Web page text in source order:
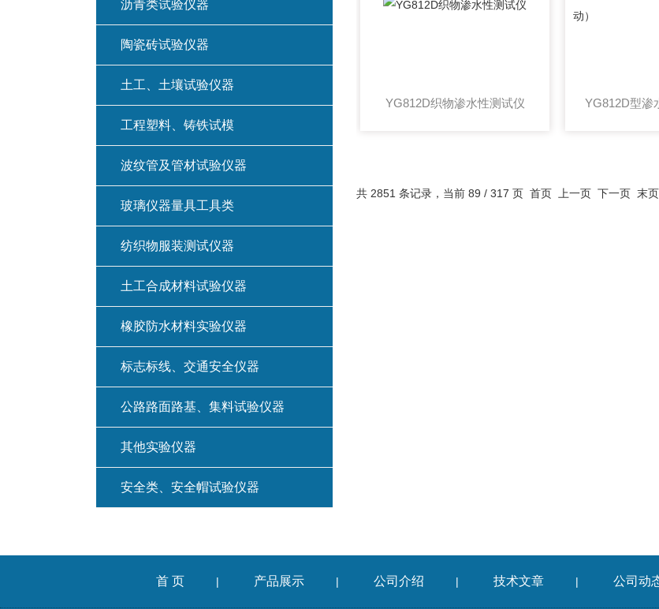
YG812D织物渗水性测试仪
共 2851 条记录，当前 89 / 317 页 首页 上一页 下一页 末页
沥青类试验仪器
陶瓷砖试验仪器
土工、土壤试验仪器
工程塑料、铸铁试模
波纹管及管材试验仪器
玻璃仪器量具工具类
纺织物服装测试仪器
土工合成材料试验仪器
橡胶防水材料实验仪器
标志标线、交通安全仪器
公路路面路基、集料试验仪器
其他实验仪器
安全类、安全帽试验仪器
首 页 | 产品展示 | 公司介绍 | 技术文章 | 公司动